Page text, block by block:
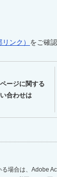
リンク） をご確
ージに関する
合わせは
場合は、Adobe